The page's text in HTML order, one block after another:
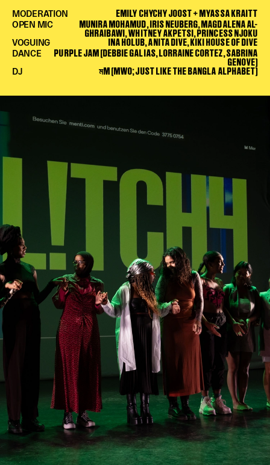
Theaterklasse
Vorstellungen für pädagogische Institutionen
Sommerfest
Newsletter für pädagogische Institutionen
DIGITALE BÜHNE
Gl!tch4
Wem gehört die Bühne?
House of Hybrid Rebels
HAUS
Über Uns
Unser Blog
Künstler*innen 2025/26
Bühnen + Studios
Leitlinien
Kulturpatenschaft
Partner*innen
20 Jahre Dschungel Wien
SERVICE
MODERATION EMILY CHYCHY JOOST + MYASSA KRAITT
OPEN MIC MUNIRA MOHAMUD, IRIS NEUBERG, MAGDALENA AL-
GHRAIBAWI, WHITNEY AKPETSI, PRINCESS NJOKU
VOGUING INA HOLUB, ANITA DIVE, KIKI HOUSE OF DIVE
DANCE PURPLE JAM (DEBBIE GALIAS, LORRAINE CORTEZ, SABRINA
GENOVE)
DJ মM (MWO; JUST LIKE THE BANGLA ALPHABET)